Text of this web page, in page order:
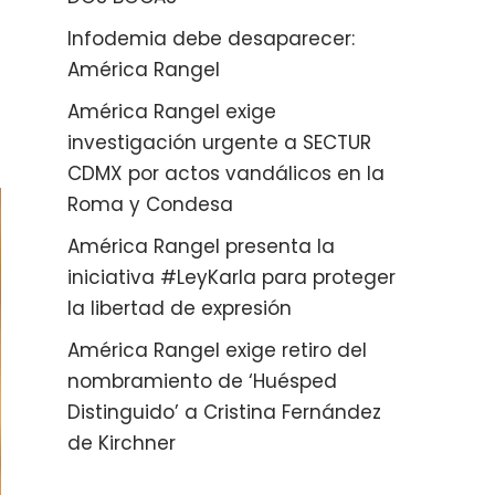
Infodemia debe desaparecer:
América Rangel
América Rangel exige
investigación urgente a SECTUR
CDMX por actos vandálicos en la
Roma y Condesa
América Rangel presenta la
iniciativa #LeyKarla para proteger
la libertad de expresión
América Rangel exige retiro del
nombramiento de ‘Huésped
Distinguido’ a Cristina Fernández
de Kirchner